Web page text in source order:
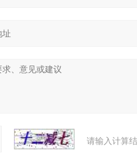
请输入计算